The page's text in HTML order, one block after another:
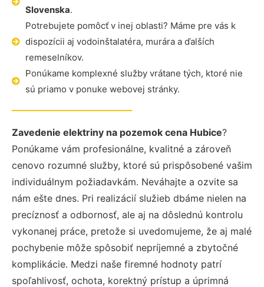
Slovenska.
Potrebujete pomôcť v inej oblasti? Máme pre vás k
dispozícii aj vodoinštalatéra, murára a ďalších
remeselníkov.
Ponúkame komplexné služby vrátane tých, ktoré nie
sú priamo v ponuke webovej stránky.
Zavedenie elektriny na pozemok cena Hubice?
Ponúkame vám profesionálne, kvalitné a zároveň
cenovo rozumné služby, ktoré sú prispôsobené vašim
individuálnym požiadavkám. Neváhajte a ozvite sa
nám ešte dnes. Pri realizácií služieb dbáme nielen na
precíznosť a odbornosť, ale aj na dôslednú kontrolu
vykonanej práce, pretože si uvedomujeme, že aj malé
pochybenie môže spôsobiť nepríjemné a zbytočné
komplikácie. Medzi naše firemné hodnoty patrí
spoľahlivosť, ochota, korektný prístup a úprimná